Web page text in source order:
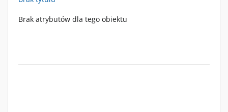
Brak atrybutów dla tego obiektu